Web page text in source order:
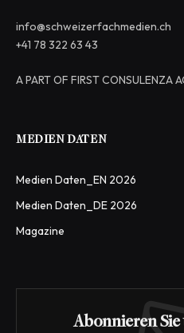
info@schweizerfachmedien.ch
+41 78 322 63 43
A PART OF FIRST CONSULENZA
MEDIEN DATEN
Medien Daten_EN 2026
Medien Daten_DE 2026
Magazine
Abonnieren Sie